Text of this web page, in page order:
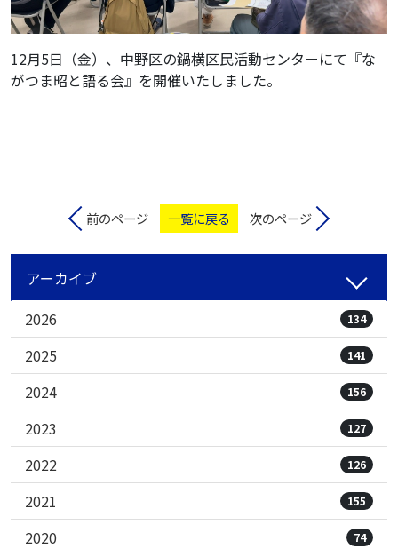
12月5日（金）、中野区の鍋横区民活動センターにて『な
がつま昭と語る会』を開催いたしました。
前のページ 一覧に戻る 次のページ
アーカイブ
2026
134
2025 141
2024 156
2023 127
2022 126
2021 155
2020 74